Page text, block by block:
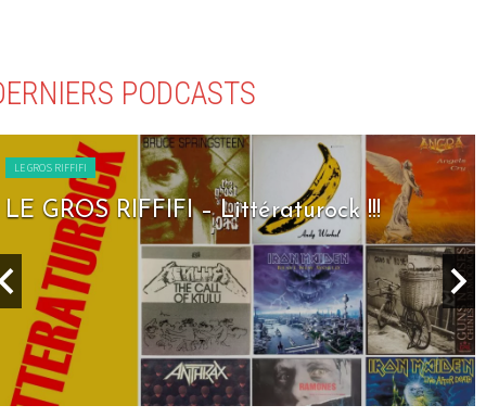
PODCASTS
LE GROS RIFFIFI
LE GROS RIFFIFI – Littératurock !!!